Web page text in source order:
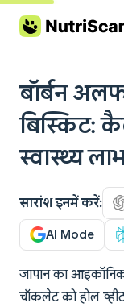
Skip to content
बॉर्बन
बिस्किट:
स्वास्थ्य
सारांश इनमें करें:
AI Mode
जापान का
चॉकलेट को होल